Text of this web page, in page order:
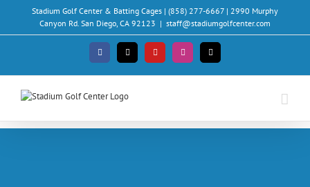
content
Stadium Golf Center & Batting Cages | (858) 277-6667 | 2990 Murphy
Canyon Rd. San Diego, CA 92123 | staff@stadiumgolfcenter.com
Facebook
X YouTubeInstagramEmail